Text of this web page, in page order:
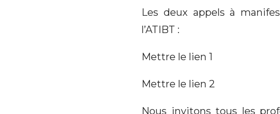
Les deux appels à
l’ATIBT :
Mettre le lien 1
Mettre le lien 2
Nous invitons tous les